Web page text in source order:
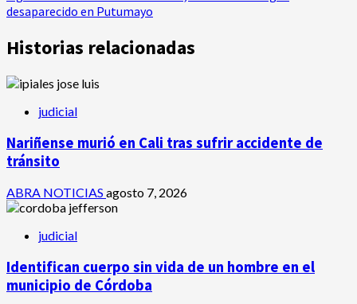
de
desaparecido en Putumayo
Historias relacionadas
judicial
Nariñense murió en Cali tras sufrir accidente de
tránsito
ABRA NOTICIAS agosto 7, 2026
judicial
Identifican cuerpo sin vida de un hombre en el
municipio de Córdoba